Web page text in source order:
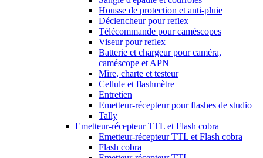
Housse de protection et anti-pluie
Déclencheur pour reflex
Télécommande pour caméscopes
Viseur pour reflex
Batterie et chargeur pour caméra,
caméscope et APN
Mire, charte et testeur
Cellule et flashmètre
Entretien
Emetteur-récepteur pour flashes de studio
Tally
Emetteur-récepteur TTL et Flash cobra
Emetteur-récepteur TTL et Flash cobra
Flash cobra